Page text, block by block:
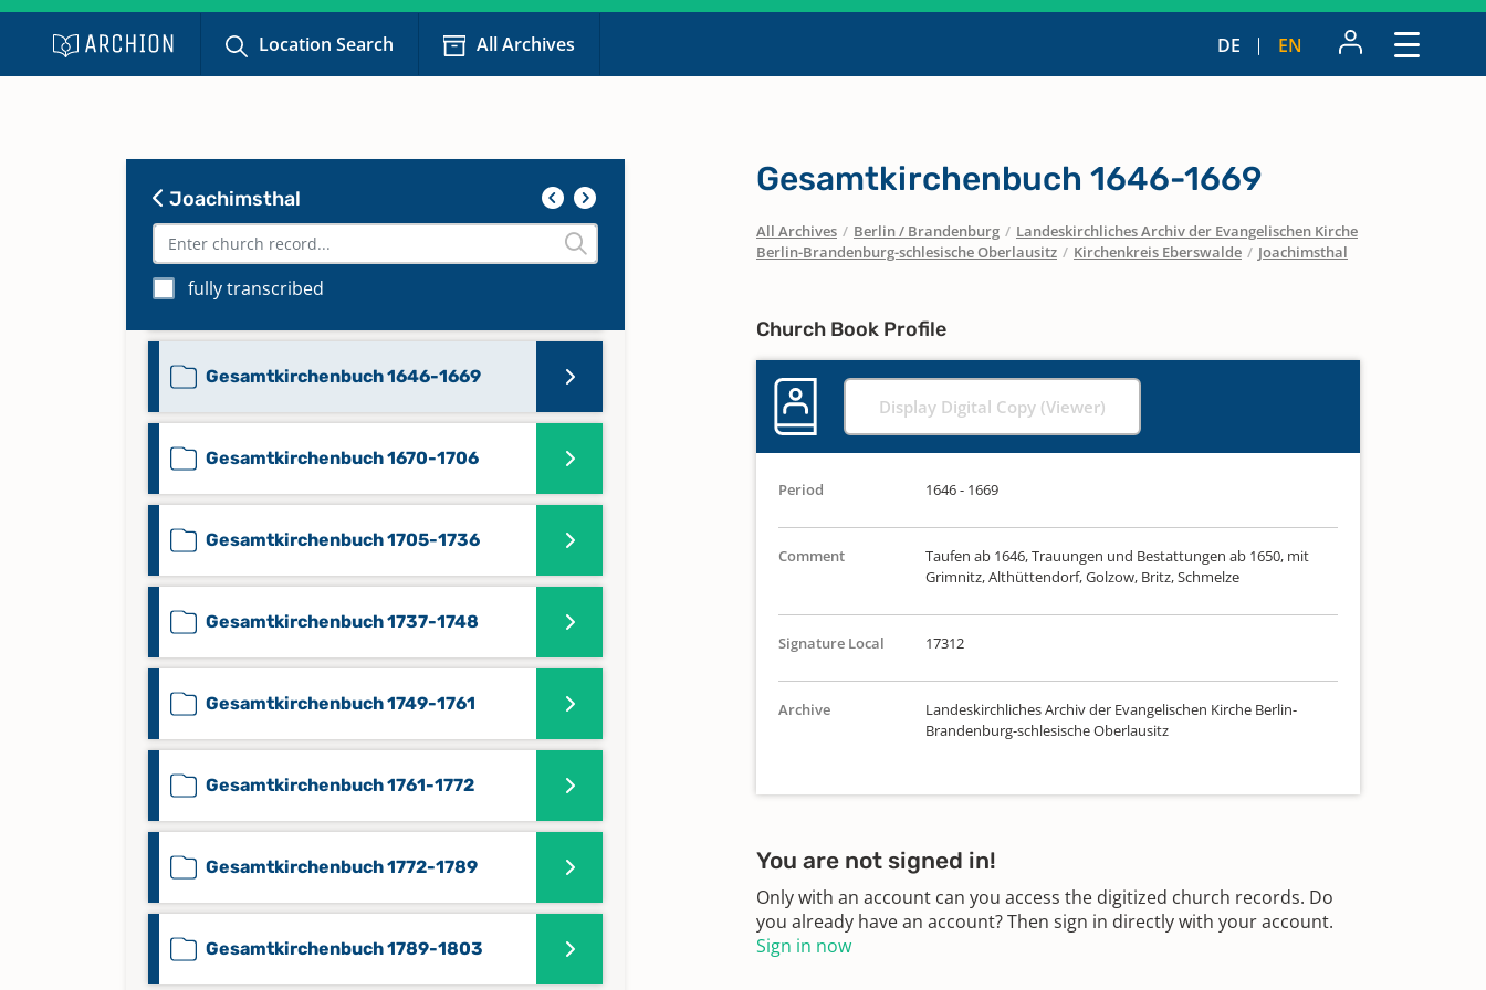
Location Search All Archives DE EN
Joachimsthal
fully transcribed
Bestattungen 1890-1971
Gesamtkirchenbuch 1646-1669
Gesamtkirchenbuch 1670-1706
Gesamtkirchenbuch 1705-1736
Gesamtkirchenbuch 1737-1748
Gesamtkirchenbuch 1749-1761
Gesamtkirchenbuch 1761-1772
Gesamtkirchenbuch 1772-1789
Gesamtkirchenbuch 1789-1803
Gesamtkirchenbuch 1646-1669
All Archives / Berlin / Brandenburg / Landeskirchliches Archiv der Evangelischen Kirche
Berlin-Brandenburg-schlesische Oberlausitz / Kirchenkreis Eberswalde / Joachimsthal
Church Book Profile
Display Digital Copy (Viewer)
Period 1646 - 1669
Comment
Taufen ab 1646, Trauungen und Bestattungen ab 1650, mit
Grimnitz, Althüttendorf, Golzow, Britz, Schmelze
Signature Local 17312
Archive
Landeskirchliches Archiv der Evangelischen Kirche Berlin-
Brandenburg-schlesische Oberlausitz
You are not signed in!
Only with an account can you access the digitized church records. Do
you already have an account? Then sign in directly with your account.
Sign in now